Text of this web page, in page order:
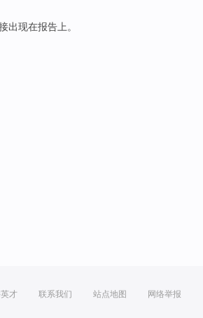
出现在报告上。
才 联系我们 站点地图 网络举报